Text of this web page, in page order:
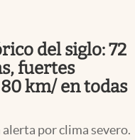
del siglo: 72
fuertes
km/ en todas
alerta por clima severo.